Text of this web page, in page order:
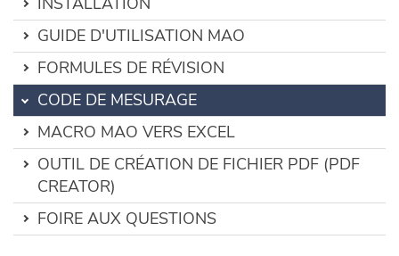
GUIDE D'UTILISATION MAO
FORMULES DE RÉVISION
CODE DE MESURAGE
MACRO MAO VERS EXCEL
OUTIL DE CRÉATION DE FICHIER PDF (PDF
CREATOR)
FOIRE AUX QUESTIONS